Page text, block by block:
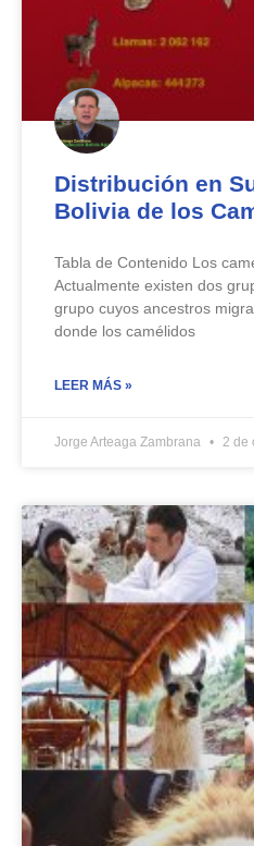
Distribución en
Bolivia de los
Tabla de Contenido Los
Actualmente existen dos
grupo cuyos ancestros
donde los camélidos
LEER MÁS »
Jorge Arteaga Zambrana 2 de